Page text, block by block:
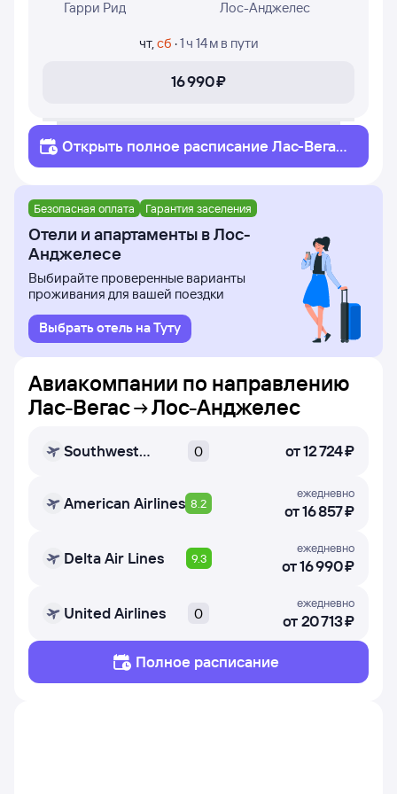
Гарри Рид Лос-Анджелес
чт,сб ·1 ч 14 м в пути
16 ⁠990 ⁠₽
Открыть полное расписание Лас-Вегас
Лос-Анджелес
Безопасная оплата Гарантия заселения
Отели и апартаменты в Лос-
Анджелесе
Выбирайте проверенные варианты
проживания для вашей поездки
Выбрать отель на Туту
Авиакомпании по направлению
Лас-Вегас
Лос-Анджелес
Southwest
0 от12 ⁠724 ⁠₽
American Airlines 8.2
ежедневно
от16 ⁠857 ⁠₽
Delta Air Lines 9.3
ежедневно
от16 ⁠990 ⁠₽
United Airlines 0
ежедневно
от20 ⁠713 ⁠₽
Полное расписание